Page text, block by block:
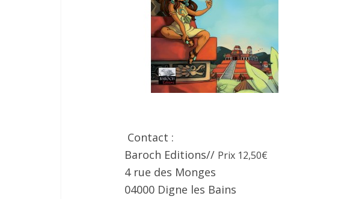
Contact :
Baroch Editions// Prix 12,50€
4 rue des Monges
04000 Digne les Bains